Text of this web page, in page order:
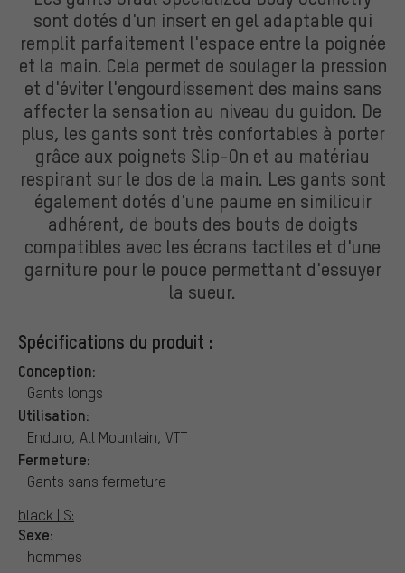
sont dotés d'un insert en gel adaptable qui
remplit parfaitement l'espace entre la poignée
et la main. Cela permet de soulager la pression
et d'éviter l'engourdissement des mains sans
affecter la sensation au niveau du guidon. De
plus, les gants sont très confortables à porter
grâce aux poignets Slip-On et au matériau
respirant sur le dos de la main. Les gants sont
également dotés d'une paume en similicuir
adhérent, de bouts des bouts de doigts
compatibles avec les écrans tactiles et d'une
garniture pour le pouce permettant d'essuyer
la sueur.
Spécifications du produit :
Conception:
Gants longs
Utilisation:
Enduro, All Mountain, VTT
Fermeture:
Gants sans fermeture
black | S:
Sexe:
hommes